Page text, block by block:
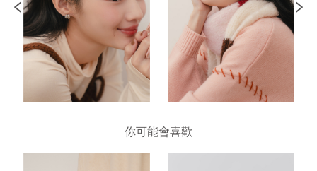
你可能會喜歡